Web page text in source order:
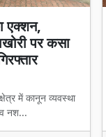
एक्शन,
पर कसा
में कानून व्यवस्था
नश...